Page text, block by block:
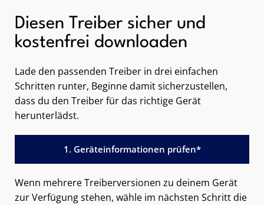
Diesen Treiber sicher und
kostenfrei downloaden
Lade den passenden Treiber in drei einfachen
Schritten runter, Beginne damit sicherzustellen,
dass du den Treiber für das richtige Gerät
herunterlädst.
1. Geräteinformationen prüfen*
Wenn mehrere Treiberversionen zu deinem Gerät
zur Verfügung stehen, wähle im nächsten Schritt die